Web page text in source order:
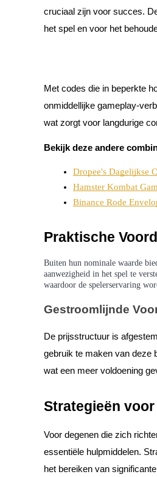
Sluit je aan bij top traders
Geniet van winstdeling en copy
Informatie
cruciaal zijn voor succes.
het spel en voor het
Met codes die in beperkte
onmiddellijke gameplay-
wat zorgt voor langdurige
Bekijk deze andere
Dropee's Dagelijkse
Hamster Kombat
Binance Rode
Praktische
Buiten hun nominale waarde
aanwezigheid in het spel te
waardoor de spelerservaring
Gestroomlijnde
De prijsstructuur is
gebruik te maken van deze
wat een meer voldoening
Strategieën
Voor degenen die zich
essentiële hulpmiddelen.
het bereiken van